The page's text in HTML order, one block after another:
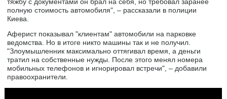
полную стоимость автомобиля", – рассказали в полиции
Киева.
Аферист показывал "клиентам" автомобили на парковке
ведомства. Но в итоге никто машины так и не получил.
"Злоумышленник максимально оттягивал время, а деньги
тратил на собственные нужды. После этого менял номера
мобильных телефонов и игнорировал встречи", – добавили
правоохранители.